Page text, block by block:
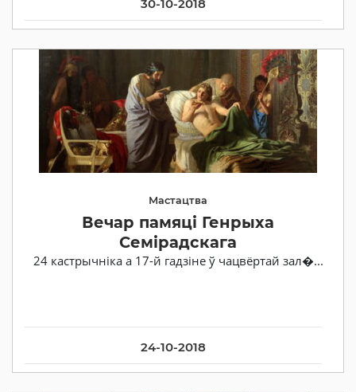
30-10-2018
24-10-2018
Мастацтва
Вечар памяці Генрыха
Семірадскага
24 кастрычніка а 17-й гадзіне ў чацвёртай зал�...